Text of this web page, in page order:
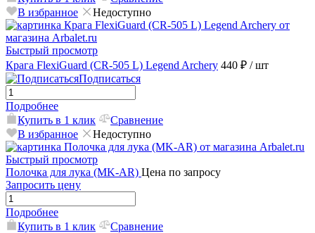
В избранное
Недоступно
Быстрый просмотр
Крага FlexiGuard (CR-505 L) Legend Archery 440 ₽ / шт
Подписаться
Подробнее
Купить в 1 клик
Сравнение
В избранное
Недоступно
Быстрый просмотр
Полочка для лука (MK-AR) Цена по запросу
Запросить цену
Подробнее
Купить в 1 клик
Сравнение